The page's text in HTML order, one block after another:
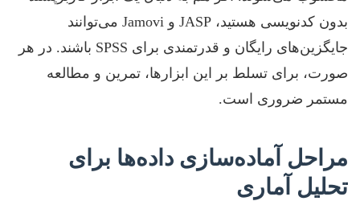
بدون کدنویسی هستید، JASP و Jamovi می‌توانند
جایگزین‌های رایگان و قدرتمندی برای SPSS باشند. در هر
صورت، برای تسلط بر این ابزارها، تمرین و مطالعه
مستمر ضروری است.
مراحل آماده‌سازی داده‌ها برای
تحلیل آماری